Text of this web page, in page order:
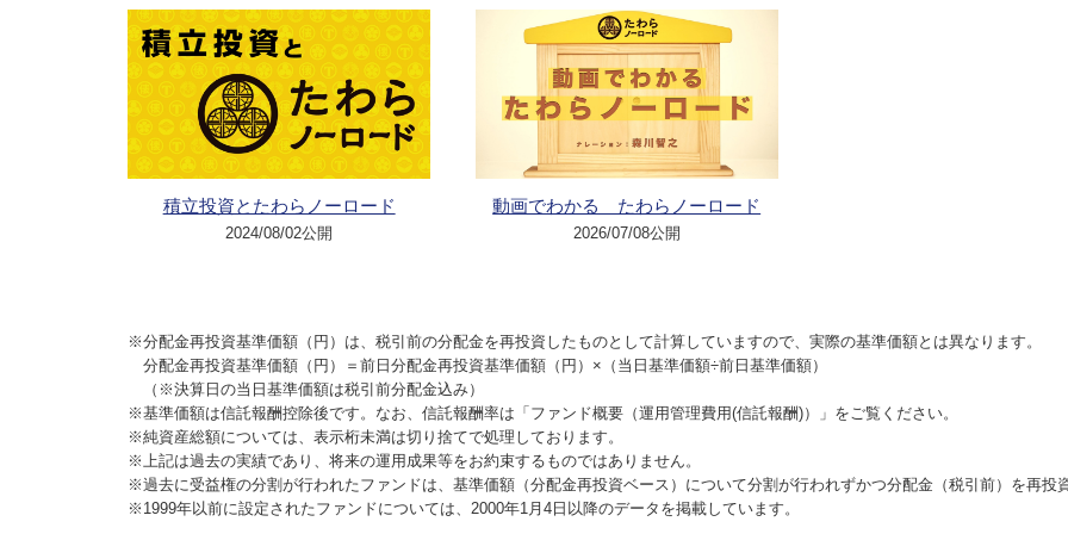
積立投資とたわらノーロード
2024/08/02公開
動画でわかる たわらノーロード
2026/07/08公開
※分配金再投資基準価額（円）は、税引前の分配金を再投資したものとして計算していますので、実際の基準価額とは異なります。
分配金再投資基準価額（円）＝前日分配金再投資基準価額（円）×（当日基準価額÷前日基準価額）
（※決算日の当日基準価額は税引前分配金込み）
※基準価額は信託報酬控除後です。なお、信託報酬率は「ファンド概要（運用管理費用(信託報酬)）」をご覧ください。
※純資産総額については、表示桁未満は切り捨てで処理しております。
※上記は過去の実績であり、将来の運用成果等をお約束するものではありません。
※過去に受益権の分割が行われたファンドは、基準価額（分配金再投資ベース）について分割が行われずかつ分配金（税引前）を再投
※1999年以前に設定されたファンドについては、2000年1月4日以降のデータを掲載しています。